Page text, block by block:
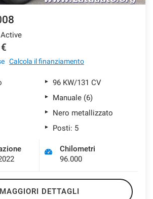
Calcola il finanziamento
96 KW/131 CV
Manuale (6)
Nero metallizzato
Posti: 5
Chilometri
96.000
MAGGIORI DETTAGLI